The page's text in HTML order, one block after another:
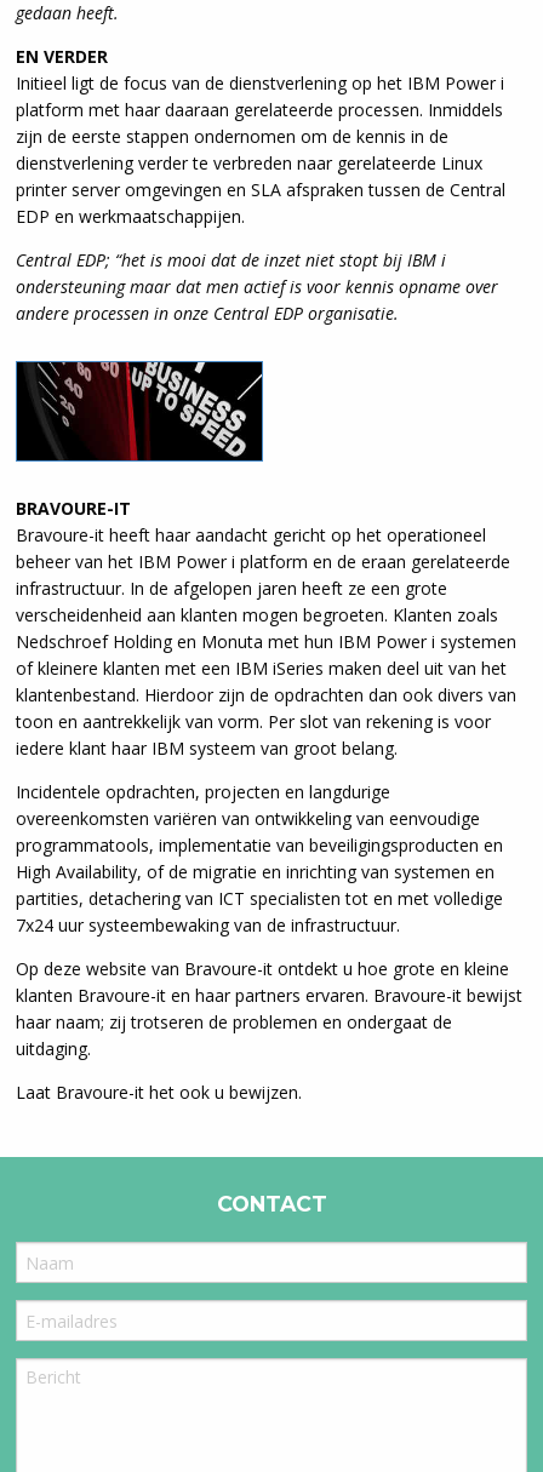
gedaan heeft.
EN VERDER
Initieel ligt de focus van de dienstverlening op het IBM Power i
platform met haar daaraan gerelateerde processen. Inmiddels
zijn de eerste stappen ondernomen om de kennis in de
dienstverlening verder te verbreden naar gerelateerde Linux
printer server omgevingen en SLA afspraken tussen de Central
EDP en werkmaatschappijen.
Central EDP; “het is mooi dat de inzet niet stopt bij IBM i
ondersteuning maar dat men actief is voor kennis opname over
andere processen in onze Central EDP organisatie.
BRAVOURE-IT
Bravoure-it heeft haar aandacht gericht op het operationeel
beheer van het IBM Power i platform en de eraan gerelateerde
infrastructuur. In de afgelopen jaren heeft ze een grote
verscheidenheid aan klanten mogen begroeten. Klanten zoals
Nedschroef Holding en Monuta met hun IBM Power i systemen
of kleinere klanten met een IBM iSeries maken deel uit van het
klantenbestand. Hierdoor zijn de opdrachten dan ook divers van
toon en aantrekkelijk van vorm. Per slot van rekening is voor
iedere klant haar IBM systeem van groot belang.
Incidentele opdrachten, projecten en langdurige
overeenkomsten variëren van ontwikkeling van eenvoudige
programmatools, implementatie van beveiligingsproducten en
High Availability, of de migratie en inrichting van systemen en
partities, detachering van ICT specialisten tot en met volledige
7x24 uur systeembewaking van de infrastructuur.
Op deze website van Bravoure-it ontdekt u hoe grote en kleine
klanten Bravoure-it en haar partners ervaren. Bravoure-it bewijst
haar naam; zij trotseren de problemen en ondergaat de
uitdaging.
Laat Bravoure-it het ook u bewijzen.
CONTACT